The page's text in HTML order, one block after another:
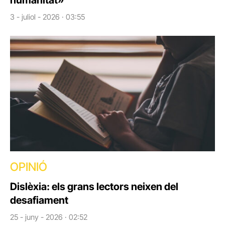
3 - juliol - 2026 · 03:55
OPINIÓ
Dislèxia: els grans lectors neixen del
desafiament
25 - juny - 2026 · 02:52